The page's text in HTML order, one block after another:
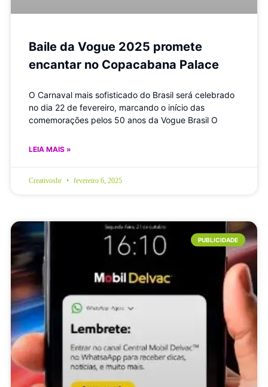
Baile da Vogue 2025 promete
encantar no Copacabana Palace
O Carnaval mais sofisticado do Brasil será celebrado
no dia 22 de fevereiro, marcando o início das
comemorações pelos 50 anos da Vogue Brasil O
LEIA MAIS »
Creativosbr fevereiro 6, 2025
PUBLICIDADE